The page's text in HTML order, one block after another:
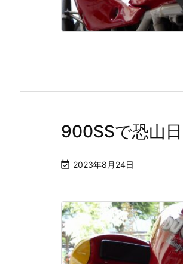
900SSで恐山
 2023年8月24日